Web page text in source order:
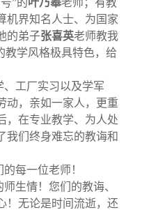
”的叶乃菶老师；有教
机界知名人士、为国家
的弟子张喜英老师教我
教学风格极具特色，给
工厂实习以及学军
动，亲如一家人，更重
，在专业教学、为人处
我们终身难忘的教诲和
每一位老师！
生情！您们的教诲、
！无论是时间流逝，还